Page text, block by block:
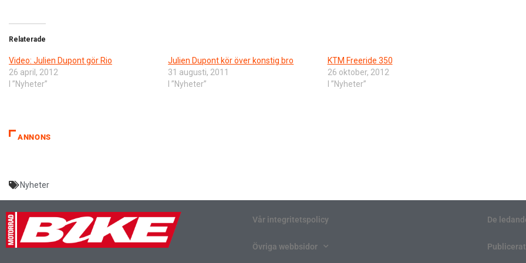
Relaterade
Video: Julien Dupont gör Rio
26 april, 2012
I ”Nyheter”
Julien Dupont kör över konstig bro
31 augusti, 2011
I ”Nyheter”
KTM Freeride 350
26 oktober, 2012
I ”Nyheter”
ANNONS
Nyheter
Vår integritetspolicy
Övriga webbsidor
De
Publicerat